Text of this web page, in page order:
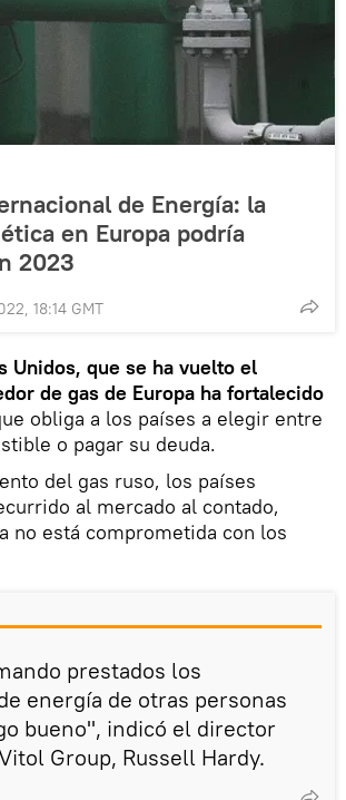
de Energía: la
en Europa podría
2023
18:14 GMT
Unidos, que se ha vuelto el
de gas de Europa ha fortalecido
obliga a los países a elegir entre
o pagar su deuda.
del gas ruso, los países
al mercado al contado,
no está comprometida con los
prestados los
energía de otras personas
bueno", indicó el director
Group, Russell Hardy.